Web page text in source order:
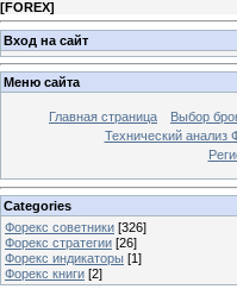
[FOREX]
Вход на сайт
Меню сайта
Главная страница Выбор
Технический
Categories
Форекс cоветники [326]
Форекс стратегии [26]
Форекс индикаторы [1]
Форекс книги [2]